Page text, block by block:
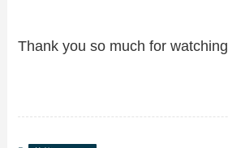
Thank you so much for watching